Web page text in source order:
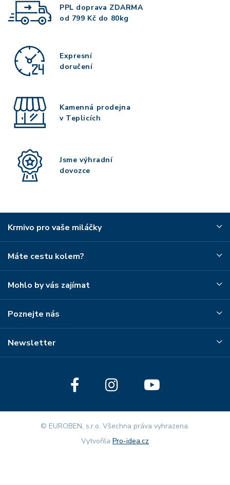
PPL doprava ZDARMA
od 799 Kč do 80kg
Expresní
doručení
Kamenná prodejna
v Teplicích
Jsme výhradní
dovozce
Krmivo pro vaše miláčky
Máte cestu kolem?
Mohlo by vás zajímat
Poznejte nás
Newsletter
© EUROBEN, s.r.o. Všechna práva vyhrazena.
Vytvořila Pro-idea.cz